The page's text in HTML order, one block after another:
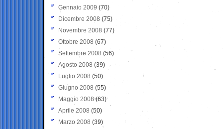
Gennaio 2009 (70)
Dicembre 2008 (75)
Novembre 2008 (77)
Ottobre 2008 (67)
Settembre 2008 (56)
Agosto 2008 (39)
Luglio 2008 (50)
Giugno 2008 (55)
Maggio 2008(63)
Aprile 2008 (50)
Marzo 2008 (39)